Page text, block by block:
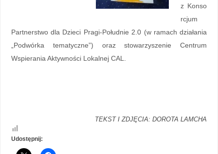
z Konso
rcjum
Partnerstwo dla Dzieci Pragi-Południe 2.0 (w ramach działania
„Podwórka tematyczne”) oraz stowarzyszenie Centrum
Wspierania Aktywności Lokalnej CAL.
TEKST I ZDJĘCIA: DOROTA LAMCHA
Udostępnij: